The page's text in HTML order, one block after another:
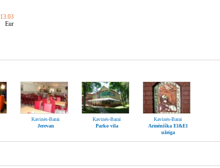
13.03
Eur
Kavinės-Barai
Jerevan
Kavinės-Barai
Parko vila
Kavinės-Barai
Armėniška El&El
užeiga